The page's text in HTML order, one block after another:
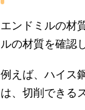
エンドミルの材
ルの材質を確認
例えば、ハイス
は、切削できる